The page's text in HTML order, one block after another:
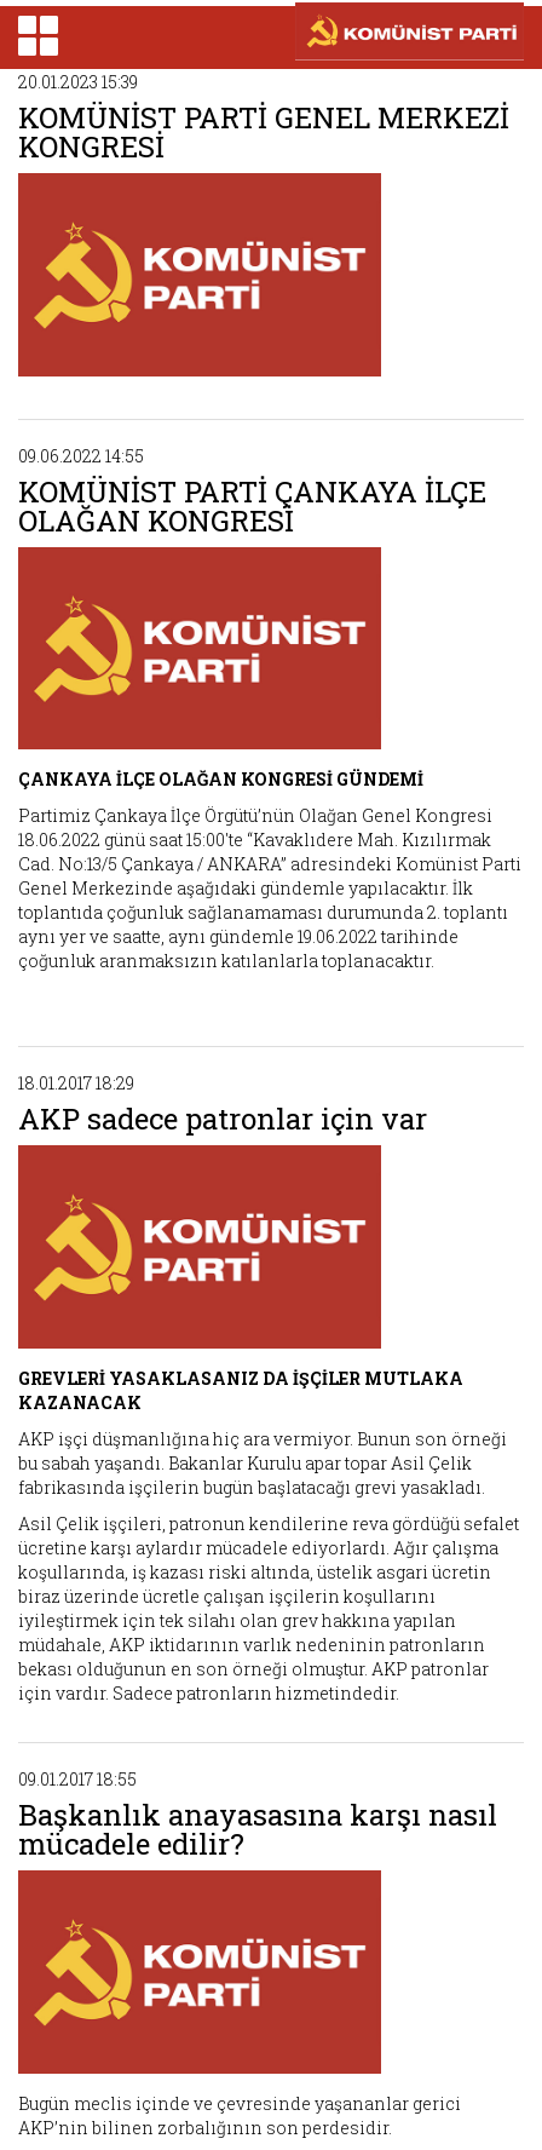
20.01.2023 15:39
KOMÜNİST PARTİ GENEL MERKEZİ
KONGRESİ
09.06.2022 14:55
KOMÜNİST PARTİ ÇANKAYA İLÇE
OLAĞAN KONGRESİ
ÇANKAYA İLÇE OLAĞAN KONGRESİ GÜNDEMİ
Partimiz Çankaya İlçe Örgütü’nün Olağan Genel Kongresi
18.06.2022 günü saat 15:00'te “Kavaklıdere Mah. Kızılırmak
Cad. No:13/5 Çankaya / ANKARA” adresindeki Komünist Parti
Genel Merkezinde aşağıdaki gündemle yapılacaktır. İlk
toplantıda çoğunluk sağlanamaması durumunda 2. toplantı
aynı yer ve saatte, aynı gündemle 19.06.2022 tarihinde
çoğunluk aranmaksızın katılanlarla toplanacaktır.
18.01.2017 18:29
AKP sadece patronlar için var
GREVLERİ YASAKLASANIZ DA İŞÇİLER MUTLAKA
KAZANACAK
AKP işçi düşmanlığına hiç ara vermiyor. Bunun son örneği
bu sabah yaşandı. Bakanlar Kurulu apar topar Asil Çelik
fabrikasında işçilerin bugün başlatacağı grevi yasakladı.
Asil Çelik işçileri, patronun kendilerine reva gördüğü sefalet
ücretine karşı aylardır mücadele ediyorlardı. Ağır çalışma
koşullarında, iş kazası riski altında, üstelik asgari ücretin
biraz üzerinde ücretle çalışan işçilerin koşullarını
iyileştirmek için tek silahı olan grev hakkına yapılan
müdahale, AKP iktidarının varlık nedeninin patronların
bekası olduğunun en son örneği olmuştur. AKP patronlar
için vardır. Sadece patronların hizmetindedir.
09.01.2017 18:55
Başkanlık anayasasına karşı nasıl
mücadele edilir?
Bugün meclis içinde ve çevresinde yaşananlar gerici
AKP’nin bilinen zorbalığının son perdesidir.